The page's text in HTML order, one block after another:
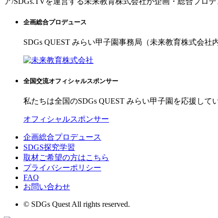
企画総合プロデュース
SDGs QUEST みらい甲子園事務局（未来教育株式会社内
全国交流オフィシャルスポンサー
私たちは全国のSDGs QUEST みらい甲子園を応援して
オフィシャルスポンサー
企画総合プロデュース
SDGS探究学習
取材ご希望の方はこちら
プライバシーポリシー
FAQ
お問い合わせ
© SDGs Quest All rights reserved.